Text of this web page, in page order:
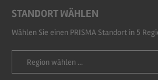
STANDORT WÄHLEN
Wählen Sie einen PRISMA Standort in 5
Region wählen ...